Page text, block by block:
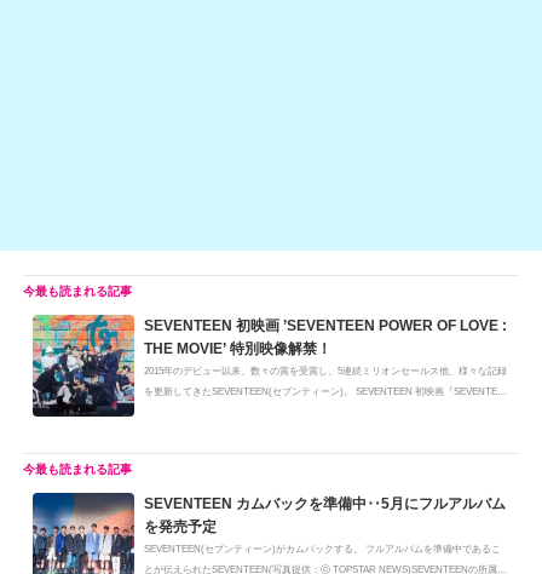
SEVENTEEN 初映画 ’SEVENTEEN POWER OF LOVE :
THE MOVIE’ 特別映像解禁！
2015年のデビュー以来、数々の賞を受賞し、5連続ミリオンセールス他、様々な記録
を更新してきたSEVENTEEN(セブンティーン)。 SEVENTEEN 初映画『SEVENTEE
SEVENTEEN カムバックを準備中‥5月にフルアルバム
を発売予定
SEVENTEEN(セブンティーン)がカムバックする。 フルアルバムを準備中であるこ
とが伝えられたSEVENTEEN(写真提供：ⓒ TOPSTAR NEWS)SEVENTEENの所属事